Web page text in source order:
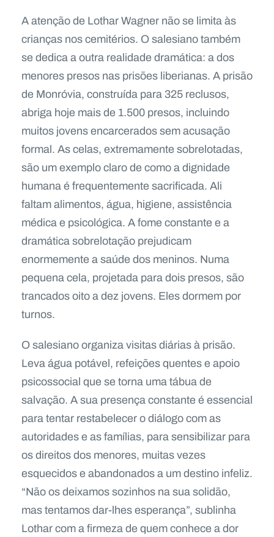
A atenção de Lothar Wagner não se limita às
crianças nos cemitérios. O salesiano também
se dedica a outra realidade dramática: a dos
menores presos nas prisões liberianas. A prisão
de Monróvia, construída para 325 reclusos,
abriga hoje mais de 1.500 presos, incluindo
muitos jovens encarcerados sem acusação
formal. As celas, extremamente sobrelotadas,
são um exemplo claro de como a dignidade
humana é frequentemente sacrificada. Ali
faltam alimentos, água, higiene, assistência
médica e psicológica. A fome constante e a
dramática sobrelotação prejudicam
enormemente a saúde dos meninos. Numa
pequena cela, projetada para dois presos, são
trancados oito a dez jovens. Eles dormem por
turnos.
O salesiano organiza visitas diárias à prisão.
Leva água potável, refeições quentes e apoio
psicossocial que se torna uma tábua de
salvação. A sua presença constante é essencial
para tentar restabelecer o diálogo com as
autoridades e as famílias, para sensibilizar para
os direitos dos menores, muitas vezes
esquecidos e abandonados a um destino infeliz.
“Não os deixamos sozinhos na sua solidão,
mas tentamos dar-lhes esperança”, sublinha
Lothar com a firmeza de quem conhece a dor